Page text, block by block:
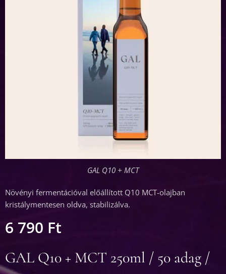
GAL Q10 + MCT
Növényi fermentációval előállított Q10 MCT-olajban
kristálymentesen oldva, stabilizálva.
6 790 Ft
GAL Q10 + MCT 250ml / 50 adag /